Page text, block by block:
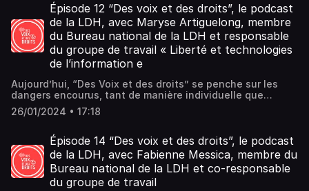
depuis 1999 et sur la question qui est posée aujourd’hui
de la légalisation d’une aide à mourir.Mise à Jour 13 Juin
2024 :Depuis l’enregistrement de ce podcast, le projet de
loi relatif à l’accompagnement des malades et de la fin de
vie a été examiné en commission spéciale de l’Assemblée
nationale. Le texte qui en est ressorti a été débattu,
Un vote devait avoir lieu le 18 juin 2024. La dissolution de
la chambre basse par le président de la République a mis
fin à ce processus.
Épisode 12 “Des voix et des droits”, le podcast
de la LDH, avec Maryse Artiguelong, membre
du Bureau national de la LDH et responsable
du groupe de travail « Liberté et technologies
de l’information e
Aujourd’hui, “Des Voix et des droits” se penche sur les
dangers encourus, tant de manière individuelle que
collective, vis-à-vis de la collecte de nos données
personnelles. Avec Maryse Artiguelong, nous reviendrons
données très sensibles que nous semons à tous les
vents, notamment sur Internet où de très nombreuses
données sont collectées, pour définir des profils précis de
chacune et chacun d'entre nous, à des fins commerciales,
politiques ou encore de surveillance par l'Etat et ses
26/01/2024 • 17:18
Épisode 14 “Des voix et des droits”, le podcast
de la LDH, avec Fabienne Messica, membre du
Bureau national de la LDH et co-responsable
du groupe de travail